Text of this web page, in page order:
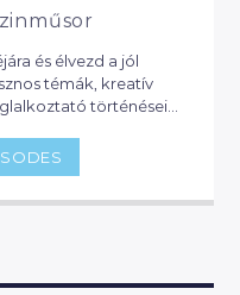
és élvezd a jól
témák, kreatív
történései